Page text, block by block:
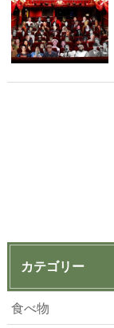
カテゴリー
食べ物